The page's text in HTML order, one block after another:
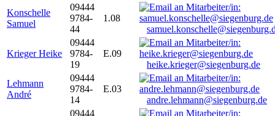
Konschelle
Samuel
09444
9784-
44
1.08
Krieger Heike
09444
9784-
19
E.09
heike.krieger@siegenburg.de
Lehmann
André
09444
9784-
14
E.03
andre.lehmann@siegenburg.de
09444